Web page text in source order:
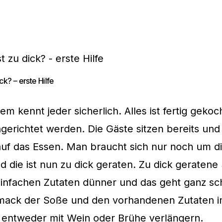
– erste Hilfe
kennt jeder sicherlich. Alles ist fertig
werden. Die Gäste sitzen bereits
das Essen. Man braucht sich nur noch um
die ist nun zu dick geraten. Zu dick geratene
Zutaten dünner und das geht ganz
der Soße und den vorhandenen Zutaten
mit Wein oder Brühe verlängern.